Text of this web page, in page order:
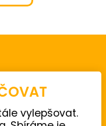
9A
vylepšovat.